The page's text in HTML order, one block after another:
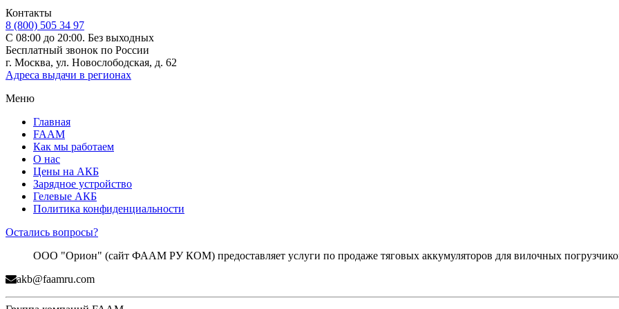
Контакты
8 (800) 505 34 97
С 08:00 до 20:00. Без выходных
Бесплатный звонок по России
г. Москва, ул. Новослободская, д. 62
Адреса выдачи в регионах
Меню
Главная
FAAM
Как мы работаем
О нас
Цены на АКБ
Зарядное устройство
Гелевые АКБ
Политика конфиденциальности
Остались вопросы?
ООО "Орион" (сайт ФААМ РУ КОМ) предоставляет услуги по продаже тяговых аккумуляторов для вилочных
akb@faamru.com